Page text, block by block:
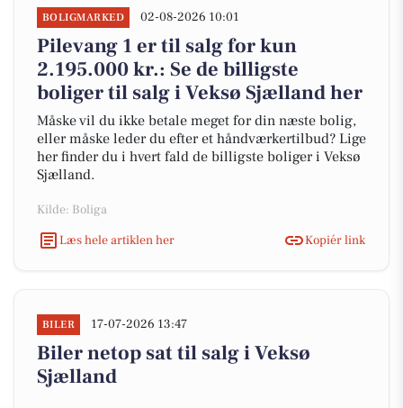
BOLIGMARKED 02-08-2026 10:01
Pilevang 1 er til salg for kun
2.195.000 kr.: Se de billigste
boliger til salg i Veksø Sjælland her
Måske vil du ikke betale meget for din næste bolig,
eller måske leder du efter et håndværkertilbud? Lige
her finder du i hvert fald de billigste boliger i Veksø
Sjælland.
Kilde: Boliga
Læs hele artiklen her
Kopiér link
BILER 17-07-2026 13:47
Biler netop sat til salg i Veksø
Sjælland